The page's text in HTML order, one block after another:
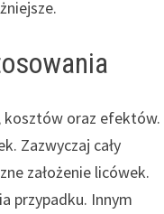
kosztów oraz efektów.
Zazwyczaj cały
założenie licówek.
przypadku. Innym